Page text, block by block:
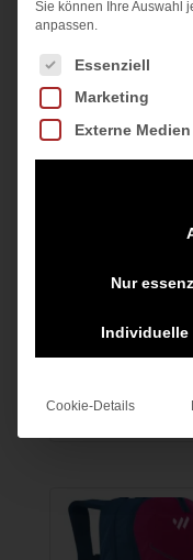
11,95
zzgl.Versandkosten
Sie können Ihre Auswahl
anpassen.
Es folgt eine Liste
Essenziell
Marketing
Externe Medien
Nur
Individuelle
Cookie-Details